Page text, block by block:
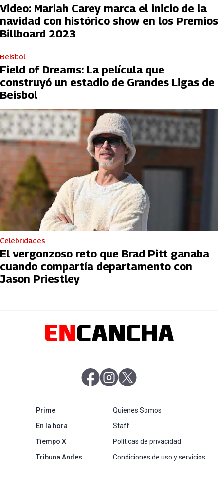
Video: Mariah Carey marca el inicio de la
navidad con histórico show en los Premios
Billboard 2023
Beisbol
Field of Dreams: La película que
construyó un estadio de Grandes Ligas de
Beisbol
Celebridades
El vergonzoso reto que Brad Pitt ganaba
cuando compartía departamento con
Jason Priestley
abre en nueva pestaña
abre en nueva pestaña
Primeabre en nueva pestaña
En la horaabre en nueva pestaña
Tiempo Xabre en nueva pestaña
Tribuna Andesabre en nueva pestaña
Quienes Somos
Staff
Políticas de privacidad
Condiciones de uso y servicios